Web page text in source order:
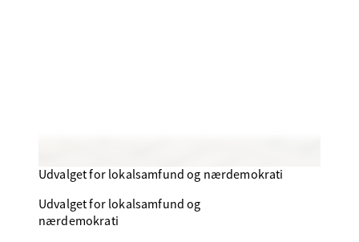
Udvalget for lokalsamfund og nærdemokrati
Udvalget for lokalsamfund og
nærdemokrati